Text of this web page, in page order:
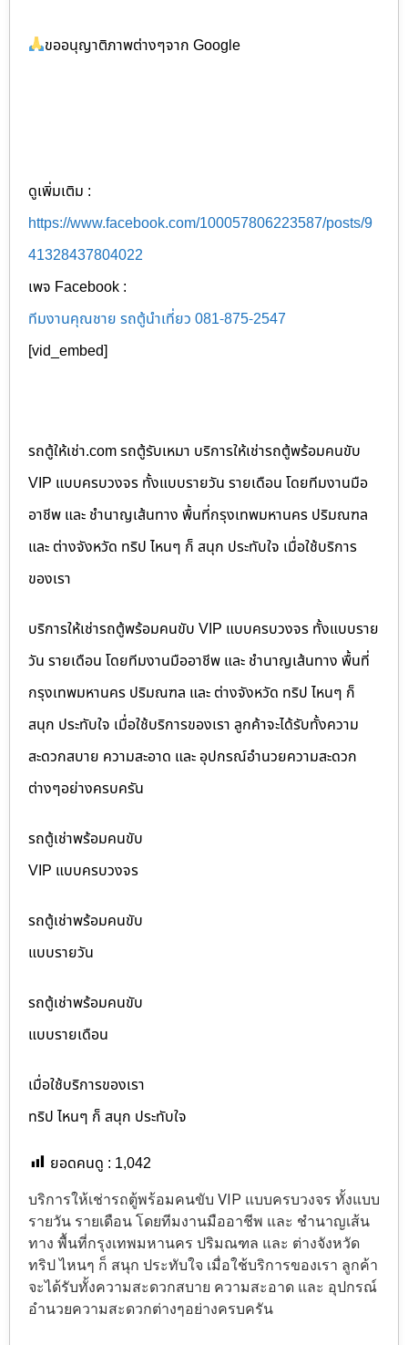
ขออนุญาติภาพต่างๆจาก Google
ดูเพิ่มเติม :
https://www.facebook.com/100057806223587/posts/9
41328437804022
เพจ Facebook :
ทีมงานคุณชาย รถตู้นำเที่ยว 081-875-2547
[vid_embed]
รถตู้ให้เช่า.com รถตู้รับเหมา บริการให้เช่ารถตู้พร้อมคนขับ
VIP แบบครบวงจร ทั้งแบบรายวัน รายเดือน โดยทีมงานมือ
อาชีพ และ ชำนาญเส้นทาง พื้นที่กรุงเทพมหานคร ปริมณฑล
และ ต่างจังหวัด ทริป ไหนๆ ก็ สนุก ประทับใจ เมื่อใช้บริการ
ของเรา
บริการให้เช่ารถตู้พร้อมคนขับ VIP แบบครบวงจร ทั้งแบบราย
วัน รายเดือน โดยทีมงานมืออาชีพ และ ชำนาญเส้นทาง พื้นที่
กรุงเทพมหานคร ปริมณฑล และ ต่างจังหวัด ทริป ไหนๆ ก็
สนุก ประทับใจ เมื่อใช้บริการของเรา ลูกค้าจะได้รับทั้งความ
สะดวกสบาย ความสะอาด และ อุปกรณ์อำนวยความสะดวก
ต่างๆอย่างครบครัน
รถตู้เช่าพร้อมคนขับ
VIP แบบครบวงจร
รถตู้เช่าพร้อมคนขับ
แบบรายวัน
รถตู้เช่าพร้อมคนขับ
แบบรายเดือน
เมื่อใช้บริการของเรา
ทริป ไหนๆ ก็ สนุก ประทับใจ
ยอดคนดู : 1,042
บริการให้เช่ารถตู้พร้อมคนขับ VIP แบบครบวงจร ทั้งแบบ
รายวัน รายเดือน โดยทีมงานมืออาชีพ และ ชำนาญเส้น
ทาง พื้นที่กรุงเทพมหานคร ปริมณฑล และ ต่างจังหวัด
ทริป ไหนๆ ก็ สนุก ประทับใจ เมื่อใช้บริการของเรา ลูกค้า
จะได้รับทั้งความสะดวกสบาย ความสะอาด และ อุปกรณ์
อำนวยความสะดวกต่างๆอย่างครบครัน